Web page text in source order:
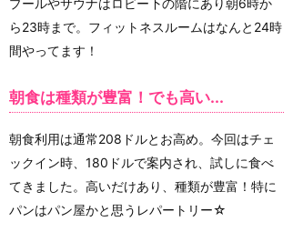
プールやサウナはロビー下の階にあり朝6時か
ら23時まで。フィットネスルームはなんと24時
間やってます！
朝食は種類が豊富！でも高い...
朝食利用は通常208ドルとお高め。今回はチェ
ックイン時、180ドルで案内され、試しに食べ
てきました。高いだけあり、種類が豊富！特に
パンはパン屋かと思うレパートリー☆